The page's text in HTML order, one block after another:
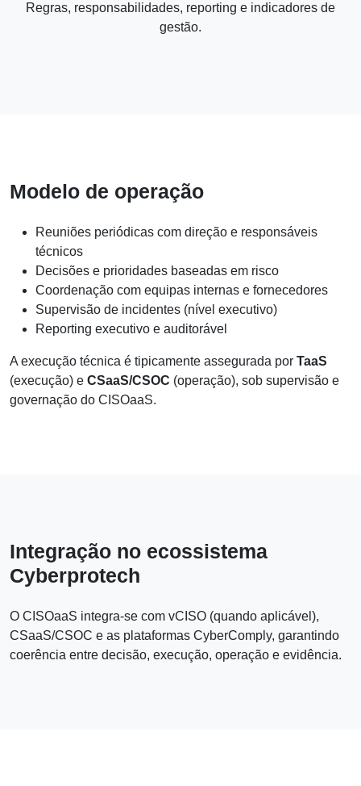
Regras, responsabilidades, reporting e indicadores de
gestão.
Modelo de operação
Reuniões periódicas com direção e responsáveis
técnicos
Decisões e prioridades baseadas em risco
Coordenação com equipas internas e fornecedores
Supervisão de incidentes (nível executivo)
Reporting executivo e auditorável
A execução técnica é tipicamente assegurada por TaaS
(execução) e CSaaS/CSOC (operação), sob supervisão e
governação do CISOaaS.
Integração no ecossistema
Cyberprotech
O CISOaaS integra-se com vCISO (quando aplicável),
CSaaS/CSOC e as plataformas CyberComply, garantindo
coerência entre decisão, execução, operação e evidência.